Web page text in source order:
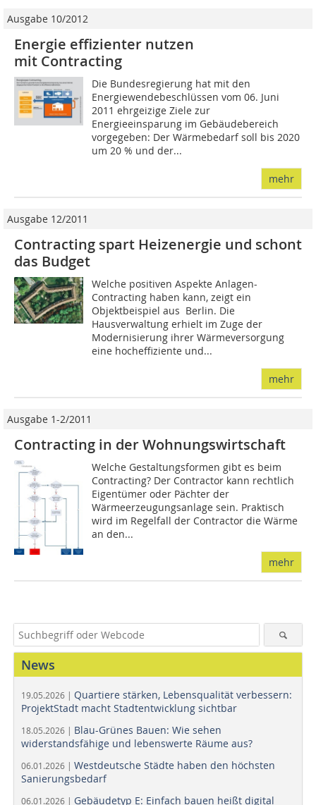
Ausgabe 10/2012
Energie effizienter nutzen
mit Contracting
Die Bundesregierung hat mit den
Energiewendebeschlüssen vom 06. Juni
2011 ehrgeizige Ziele zur
Energieeinsparung im Gebäudebereich
vorgegeben: Der Wärmebedarf soll bis 2020
um 20 % und der...
mehr
Ausgabe 12/2011
Contracting spart Heizenergie und schont
das Budget
Welche positiven Aspekte Anlagen-
Contracting haben kann, zeigt ein
Objektbeispiel aus Berlin. Die
Hausverwaltung erhielt im Zuge der
Modernisierung ihrer Wärmeversorgung
eine hocheffiziente und...
mehr
Ausgabe 1-2/2011
Contracting in der Wohnungswirtschaft
Welche Gestaltungsformen gibt es beim
Contracting? Der Contractor kann rechtlich
Eigentümer oder Pächter der
Wärmeerzeugungsanlage sein. Praktisch
wird im Regelfall der Contractor die Wärme
an den...
mehr
News
19.05.2026 | Quartiere stärken, Lebensqualität verbessern:
ProjektStadt macht Stadtentwicklung sichtbar
18.05.2026 | Blau-Grünes Bauen: Wie sehen
widerstandsfähige und lebenswerte Räume aus?
06.01.2026 | Westdeutsche Städte haben den höchsten
Sanierungsbedarf
06.01.2026 | Gebäudetyp E: Einfach bauen heißt digital